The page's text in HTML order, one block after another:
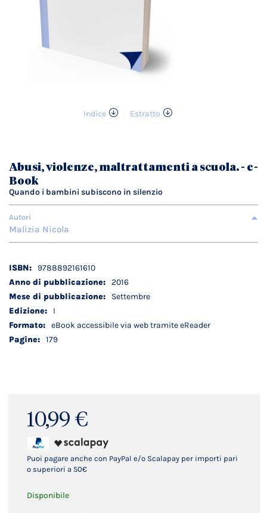
Indice
Estratto
galleria
di
immagini
10,99 €
Puoi pagare anche con PayPal e/o Scalapay per importi pari
o superiori a 50€
Disponibile
Abusi, violenze, maltrattamenti a scuola. - e-
Book
Quando i bambini subiscono in silenzio
Autori
Malizia Nicola
Dettagli
tecnici
9788892161610
2016
Settembre
I
eBook accessibile via web tramite eReader
179